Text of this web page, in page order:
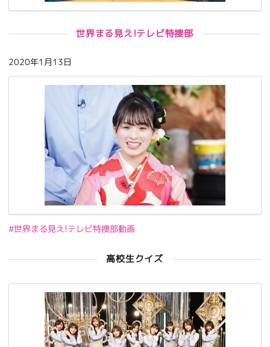
世界まる見え!テレビ特捜部
2020年1月13日
#世界まる見え!テレビ特捜部動画
高校生クイズ